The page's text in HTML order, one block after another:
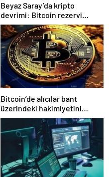
Beyaz Saray’da kripto
devrimi: Bitcoin rezervi
gerçek olabilir mi?
Bitcoin’de alıcılar bant
üzerindeki hakimiyetini
kaybetti